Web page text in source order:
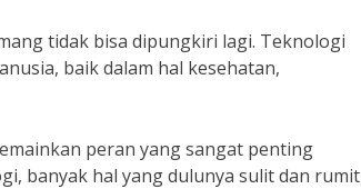
tidak bisa dipungkiri lagi. Teknologi
baik dalam hal kesehatan,
peran yang sangat penting
banyak hal yang dulunya sulit dan rumit